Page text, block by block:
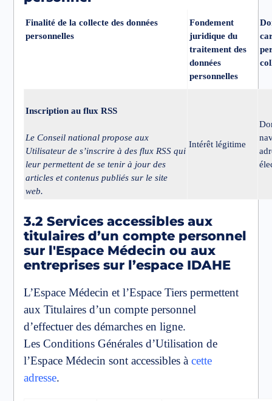
Finalité de la collecte des données
personnelles
Fondement
juridique du
traitement des
données
personnelles
Inscription au flux RSS
Le Conseil national propose aux
Utilisateur de s’inscrire à des flux RSS qui
leur permettent de se tenir à jour des
articles et contenus publiés sur le site
web.
Intérêt légitime
3.2 Services accessibles aux
titulaires d’un compte personnel
sur l'Espace Médecin ou aux
entreprises sur l’espace IDAHE
L’Espace Médecin et l’Espace Tiers permettent
aux Titulaires d’un compte personnel
d’effectuer des démarches en ligne.
Les Conditions Générales d’Utilisation de
l’Espace Médecin sont accessibles à cette
adresse.